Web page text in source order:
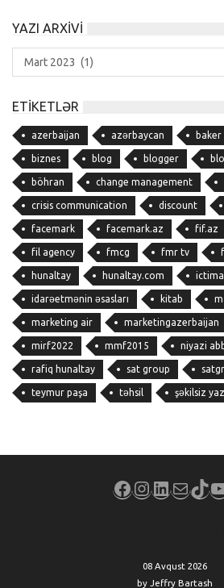
YAZI ARXIVI
Yazı
Arxivi
ETIKETLƏR
azerbaijan azərbaycan
biznes blog blogger
böhran change management
crisis communication discount
facemark facemark.az fif.az
fil agency fmcg fmr tv
hunaltay hunaltay.com
idarəetmənin əsasları kitab
marketing air marketingazerbaijan
mirf2022 mmf2015 niyazi
rafiq hunaltay sat group
teymur paşa təhsil şəkilsiz
Facebook
Instagram
Mail
08 Avqust 2026
by Jeffry Bartash